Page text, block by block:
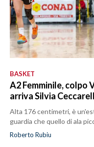
BASKET
A2 Femminile, colpo
arriva Silvia
Alta 176 centimetri, è
guardia che quello di ala
Roberto Rubiu